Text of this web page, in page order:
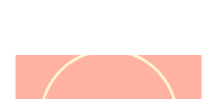
Paloma @espagnol.france